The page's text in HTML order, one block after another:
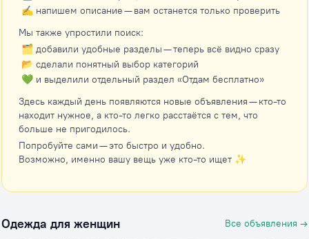
✍️ напишем описание — вам останется только проверить
Мы также упростили поиск:
🗂 добавили удобные разделы — теперь всё видно сразу
📂 сделали понятный выбор категорий
💚 и выделили отдельный раздел «Отдам бесплатно»
Здесь каждый день появляются новые объявления — кто-то
находит нужное, а кто-то легко расстаётся с тем, что
больше не пригодилось.
Попробуйте сами — это быстро и удобно.
Возможно, именно вашу вещь уже кто-то ищет ✨
Одежда для женщин Все объявления →